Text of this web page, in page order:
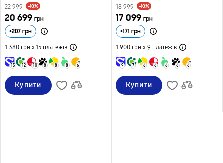
22 999 -10%
20 699 грн
+207 грн
1 380 грн х 15 платежів
15 12 10 8 8 8 6
Купити
18 999 -10%
17 099 грн
+171 грн
1 900 грн х 9 платежів
9 7 6 6 6 6 6
Купити